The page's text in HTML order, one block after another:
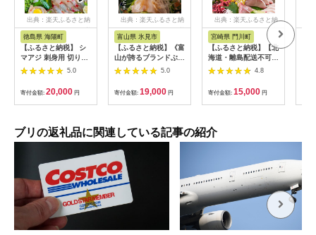
出典：楽天ふるさと納
税
徳島県 海陽町
【ふるさと納税】 シ
マアジ 刺身用 切り身
500g以上 しまあじ 縞
鯵 小分け 養殖 冷凍
5.0
寄付金額: 20,000 円
出典：楽天ふるさと納
税
富山県 氷見市
【ふるさと納税】《富
山が誇るブランドぶ
り》 直火で炙った ひ
み寒ぶりのたたき
〈冷凍〉
5.0
寄付金額: 19,000 円
出典：楽天ふるさと納
宮崎県 門川町
【ふるさと納税】【北
海道・離島配送不可】
日向灘ぶりのお刺身
(約400～550g)魚介
魚 旬 海鮮 ブリ 鰤 ぶ
り柵 刺身 しゃぶしゃ
ぶ 冷蔵 宮崎県 門川町
産】
4.8
寄付金額: 15,000 円
ブリの返礼品に関連している記事の紹介